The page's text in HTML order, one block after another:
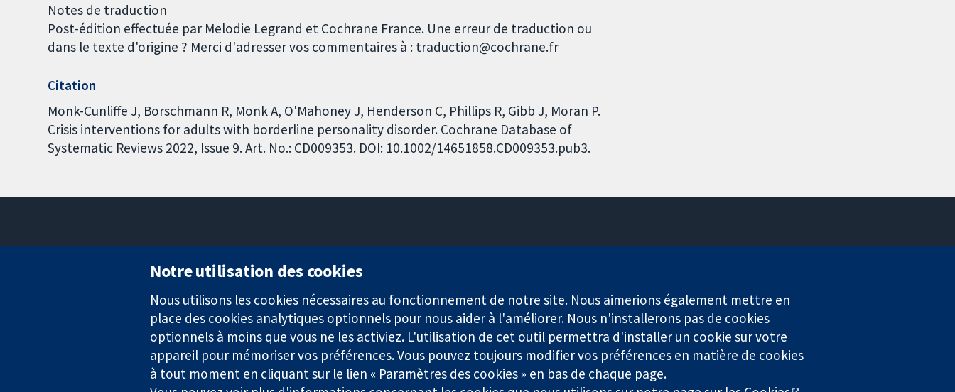
Notes de traduction
Post-édition effectuée par Melodie Legrand et Cochrane France. Une erreur de traduction ou
dans le texte d'origine ? Merci d'adresser vos commentaires à : traduction@cochrane.fr
Citation
Monk-Cunliffe J, Borschmann R, Monk A, O'Mahoney J, Henderson C, Phillips R, Gibb J, Moran P.
Crisis interventions for adults with borderline personality disorder. Cochrane Database of
Systematic Reviews 2022, Issue 9. Art. No.: CD009353. DOI: 10.1002/14651858.CD009353.pub3.
Londres
W1G0AN
Royaume-Uni
Service de presse
Qui sommes-nous
Offres d'emploi
Cochrane Library
Notre utilisation des cookies
Nous utilisons les cookies nécessaires au fonctionnement de notre site. Nous aimerions également mettre en
place des cookies analytiques optionnels pour nous aider à l'améliorer. Nous n'installerons pas de cookies
optionnels à moins que vous ne les activiez. L'utilisation de cet outil permettra d'installer un cookie sur votre
appareil pour mémoriser vos préférences. Vous pouvez toujours modifier vos préférences en matière de cookies
à tout moment en cliquant sur le lien « Paramètres des cookies » en bas de chaque page.